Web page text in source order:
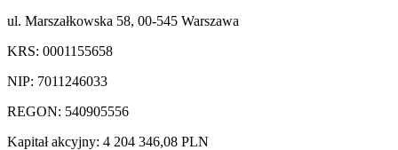
ul. Marszałkowska 58, 00-545 Warszawa
KRS: 0001155658
NIP: 7011246033
REGON: 540905556
Kapitał akcyjny: 4 204 346,08 PLN